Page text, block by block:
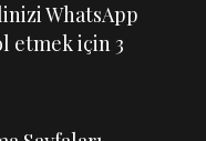
WhatsApp
etmek için 3